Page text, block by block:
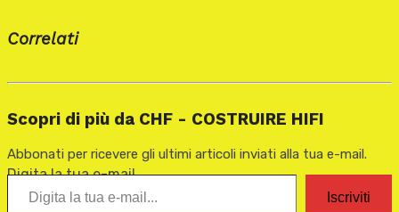
Correlati
Scopri di più da CHF - COSTRUIRE HIFI
Abbonati per ricevere gli ultimi articoli inviati alla tua e-mail.
Digita la tua e-mail...
Iscriviti